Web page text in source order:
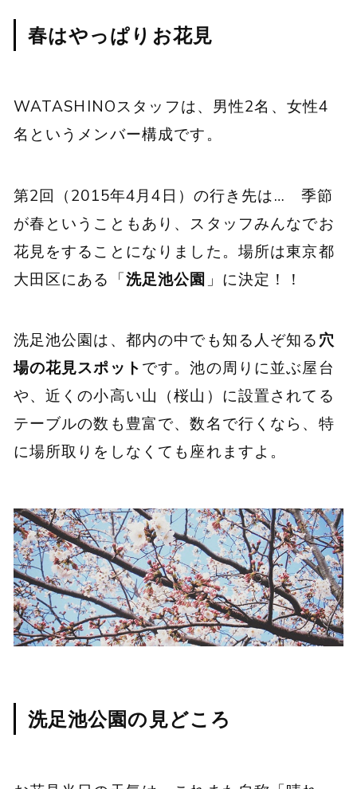
春はやっぱりお花見
WATASHINOスタッフは、男性2名、女性4
名というメンバー構成です。
第2回（2015年4月4日）の行き先は… 季節
が春ということもあり、スタッフみんなでお
花見をすることになりました。場所は東京都
大田区にある「洗足池公園 」に決定！！
洗足池公園は、都内の中でも知る人ぞ知る 穴
場の花見スポット です。池の周りに並ぶ屋台
や、近くの小高い山（桜山）に設置されてる
テーブルの数も豊富で、数名で行くなら、特
に場所取りをしなくても座れますよ。
洗足池公園の見どころ